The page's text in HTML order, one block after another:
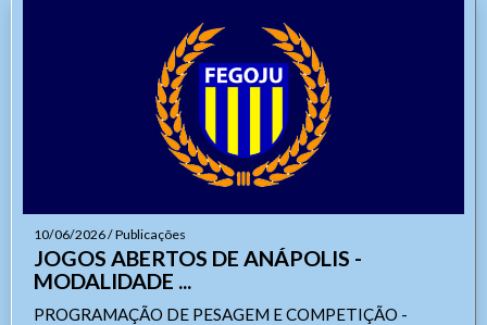
10/06/2026 / Publicações
JOGOS ABERTOS DE ANÁPOLIS -
MODALIDADE ...
PROGRAMAÇÃO DE PESAGEM E COMPETIÇÃO -